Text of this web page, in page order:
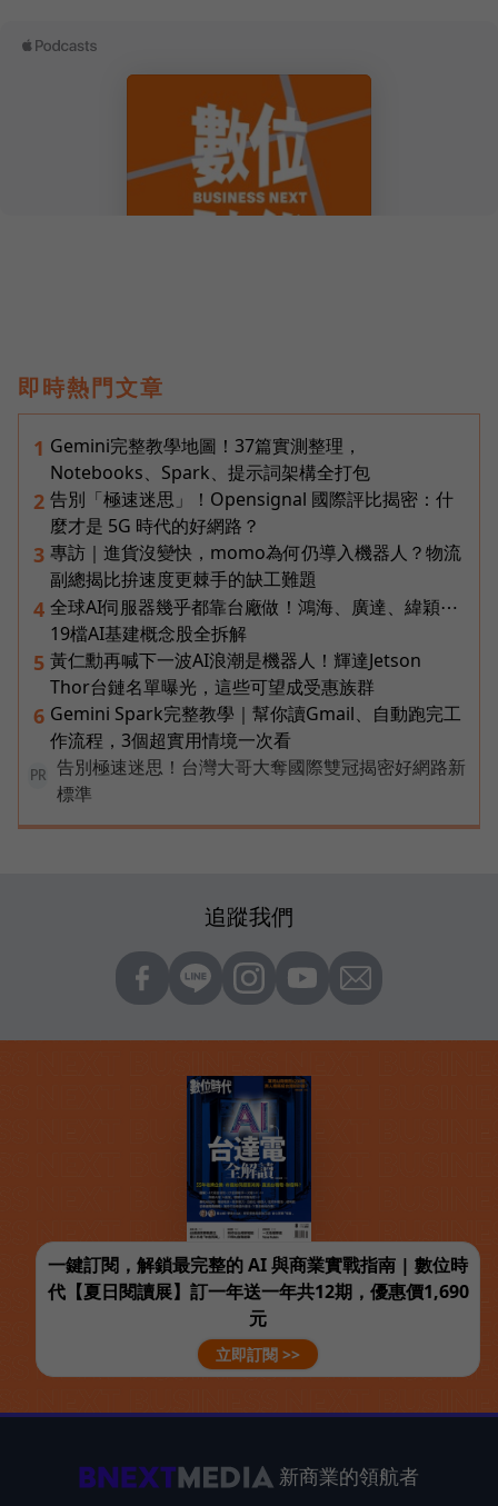
即時熱門文章
1 Gemini完整教學地圖！37篇實測整理，
Notebooks、Spark、提示詞架構全打包
2 告別「極速迷思」！Opensignal 國際評比揭密：什
麼才是 5G 時代的好網路？
3 專訪｜進貨沒變快，momo為何仍導入機器人？物流
副總揭比拚速度更棘手的缺工難題
4 全球AI伺服器幾乎都靠台廠做！鴻海、廣達、緯穎⋯
19檔AI基建概念股全拆解
5 黃仁勳再喊下一波AI浪潮是機器人！輝達Jetson
Thor台鏈名單曝光，這些可望成受惠族群
6 Gemini Spark完整教學｜幫你讀Gmail、自動跑完工
作流程，3個超實用情境一次看
PR
告別極速迷思！台灣大哥大奪國際雙冠揭密好網路新
標準
追蹤我們
一鍵訂閱，解鎖最完整的 AI 與商業實戰指南 | 數位時
代【夏日閱讀展】訂一年送一年共12期，優惠價1,690
元
立即訂閱 >>
新商業的領航者